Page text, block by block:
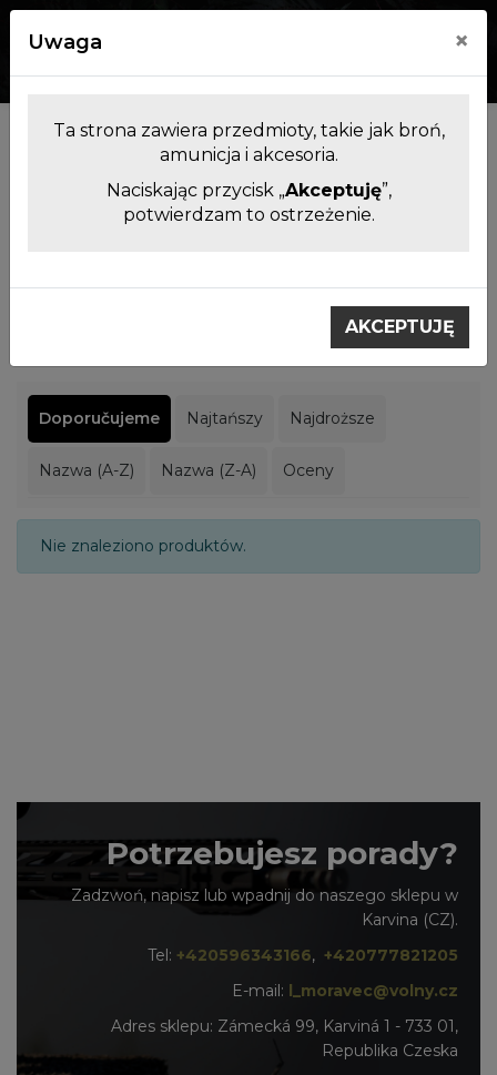
Filtrowanie produktów
Výrobci Heckler & Koch
Doporučujeme Najtańszy Najdroższe
Nazwa (A-Z) Nazwa (Z-A) Oceny
Nie znaleziono produktów.
Potrzebujesz porady?
Zadzwoń, napisz lub wpadnij do naszego sklepu w
Karvina (CZ).
Tel: +420596343166, +420777821205
E-mail: l_moravec@volny.cz
Adres sklepu: Zámecká 99, Karviná 1 - 733 01,
Republika Czeska
Uwaga ×
Ta strona zawiera przedmioty, takie jak broń,
amunicja i akcesoria.
Naciskając przycisk „Akceptuję”,
potwierdzam to ostrzeżenie.
AKCEPTUJĘ